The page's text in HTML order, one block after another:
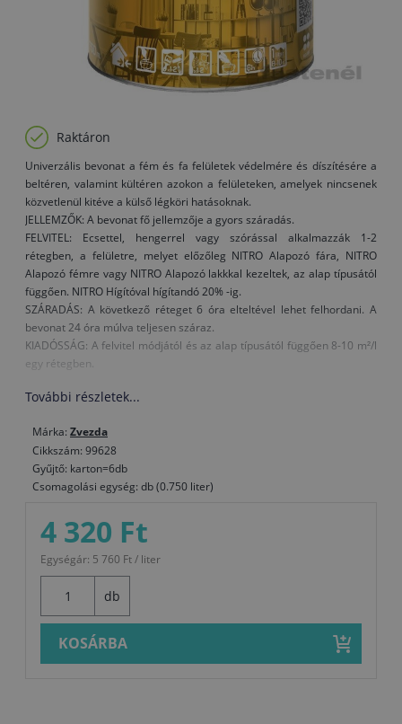
Raktáron
Univerzális bevonat a fém és fa felületek védelmére és díszítésére a
beltéren, valamint kültéren azokon a felületeken, amelyek nincsenek
közvetlenül kitéve a külső légköri hatásoknak.
JELLEMZŐK: A bevonat fő jellemzője a gyors száradás.
FELVITEL: Ecsettel, hengerrel vagy szórással alkalmazzák 1-2
rétegben, a felületre, melyet előzőleg NITRO Alapozó fára, NITRO
Alapozó fémre vagy NITRO Alapozó lakkkal kezeltek, az alap típusától
függően. NITRO Hígítóval hígítandó 20% -ig.
SZÁRADÁS: A következő réteget 6 óra elteltével lehet felhordani. A
bevonat 24 óra múlva teljesen száraz.
KIADÓSSÁG: A felvitel módjától és az alap típusától függően 8-10 m²/l
egy rétegben.
További részletek...
Márka: Zvezda
Cikkszám: 99628
Gyűjtő: karton=6db
Csomagolási egység: db (0.750 liter)
4 320 Ft
Egységár: 5 760 Ft / liter
db
KOSÁRBA